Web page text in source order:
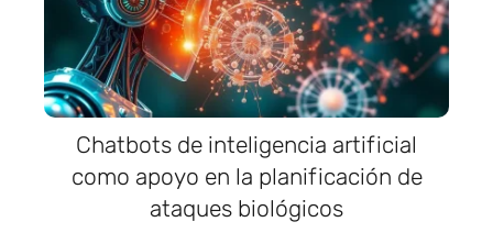
Chatbots de inteligencia artificial
como apoyo en la planificación de
ataques biológicos